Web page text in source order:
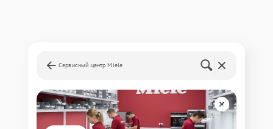
Сервисный центр Miele